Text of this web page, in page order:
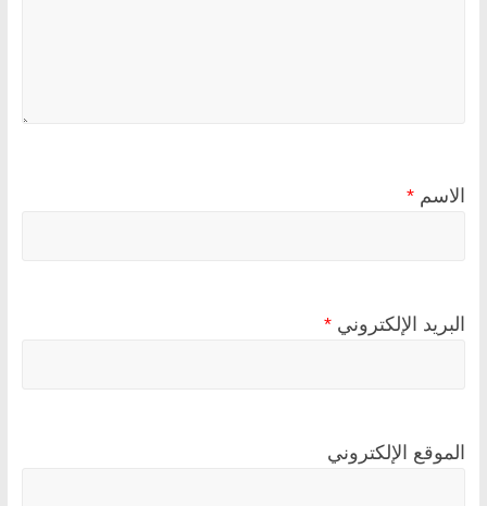
الاسم *
البريد الإلكتروني *
الموقع الإلكتروني